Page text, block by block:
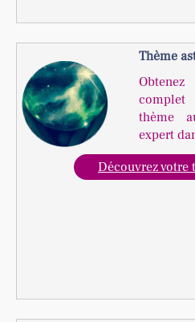
Thème
complet
thème
expert
Découvrez votre